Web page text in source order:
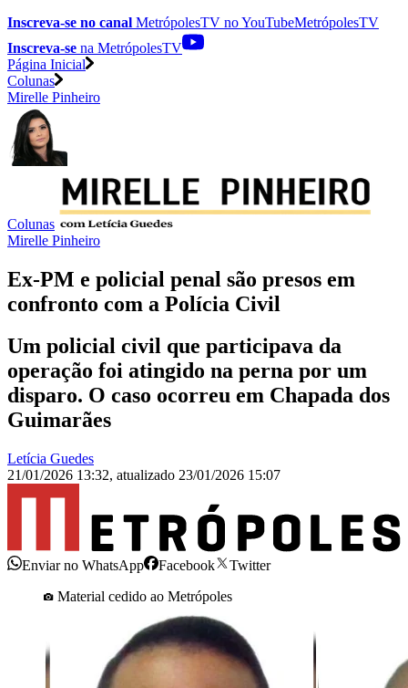
Inscreva-se no canal MetrópolesTV noYouTubeMetrópolesTV
Inscreva-se na MetrópolesTV
Página Inicial
Colunas
Mirelle Pinheiro
Colunas
Mirelle Pinheiro
Ex-PM e policial penal são presos em
confronto com a Polícia Civil
Um policial civil que participava da
operação foi atingido na perna por um
disparo. O caso ocorreu em Chapada dos
Guimarães
Letícia Guedes
21/01/2026 13:32, atualizado 23/01/2026 15:07
Enviar no WhatsApp Facebook
Twitter
Material cedido ao Metrópoles